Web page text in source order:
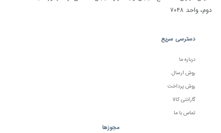
دوم، واحد 7048
دسترسی سریع
درباره ما
روش ارسال
روش پرداخت
گارانتی کالا
تماس با ما
مجوزها